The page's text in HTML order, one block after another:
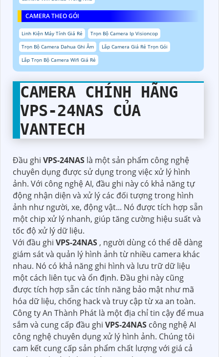
CAMERA THEO GÓI
Linh Kiện Máy Tính Giá Rẻ
Trọn Bộ Camera Ip Visioncop
Trọn Bộ Camera Dahua Ghi Âm
Lắp Camera Giá Rẻ Trọn Gói
Lắp Trọn Bộ Camera Wifi Giá Rẻ
CAMERA CHÍNH HÃNG
VPS-24NAS CỦA
VANTECH
Đầu ghi VPS-24NAS là một sản phẩm công nghệ
chuyên dụng được sử dụng trong việc xử lý hình
ảnh. Với công nghệ AI, đầu ghi này có khả năng tự
động nhận diện và xử lý các đối tượng trong hình
ảnh như người, xe, động vật... Nó được tích hợp sẵn
một chip xử lý nhanh, giúp tăng cường hiệu suất và
tốc độ xử lý dữ liệu.
Với đầu ghi VPS-24NAS , người dùng có thể dễ dàng
giám sát và quản lý hình ảnh từ nhiều camera khác
nhau. Nó có khả năng ghi hình và lưu trữ dữ liệu
một cách liên tục và ổn định. Đầu ghi này cũng
được tích hợp sẵn các tính năng bảo mật như mã
hóa dữ liệu, chống hack và truy cập từ xa an toàn.
Công ty An Thành Phát là một địa chỉ tin cậy để mua
sắm và cung cấp đầu ghi VPS-24NAS công nghệ AI
công nghệ chuyên dụng xử lý hình ảnh. Chúng tôi
cam kết cung cấp sản phẩm chất lượng với giá cả